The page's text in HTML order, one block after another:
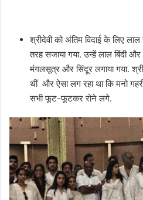
श्रीदेवी को अंतिम विदाई के लिए
तरह सजाया गया. उन्हें लाल बिंदी
मंगलसूत्र और सिंदूर लगाया गया.
थीं और ऐसा लग रहा था कि मनो
सभी फूट-फूटकर रोने लगे.